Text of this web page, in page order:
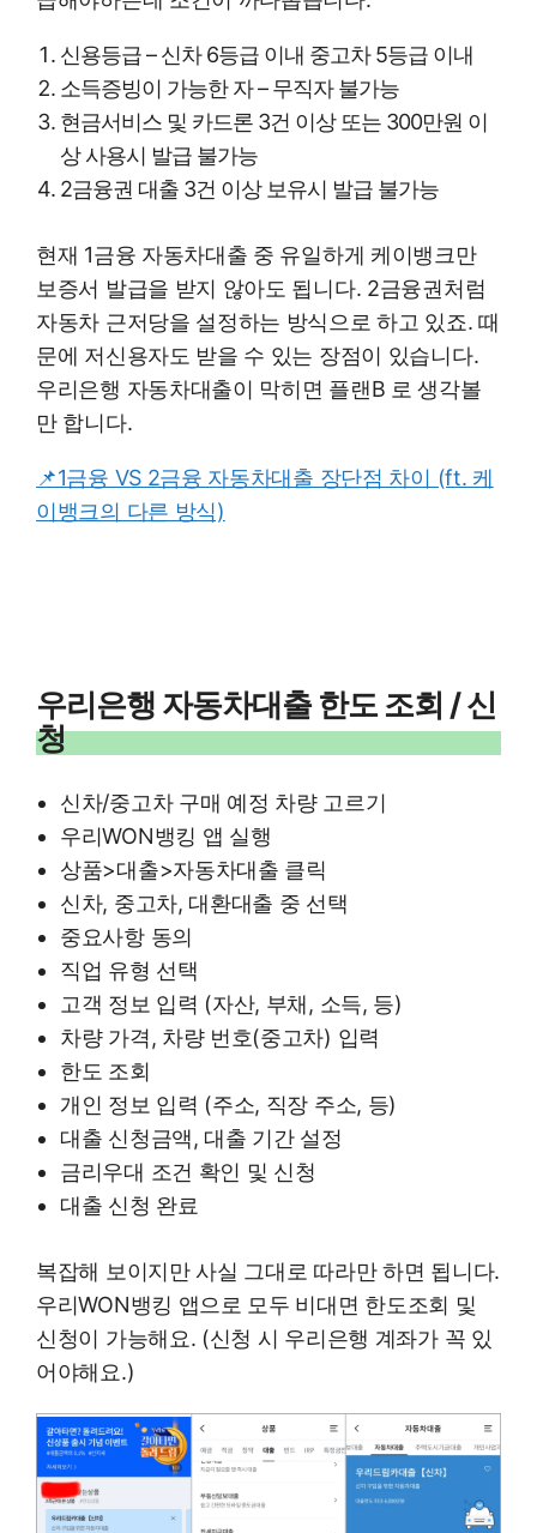
신용등급 – 신차 6등급 이내 중고차 5등급 이내
소득증빙이 가능한 자 – 무직자 불가능
현금서비스 및 카드론 3건 이상 또는 300만원 이
상 사용시 발급 불가능
2금융권 대출 3건 이상 보유시 발급 불가능
현재 1금융 자동차대출 중 유일하게 케이뱅크만
보증서 발급을 받지 않아도 됩니다. 2금융권처럼
자동차 근저당을 설정하는 방식으로 하고 있죠. 때
문에 저신용자도 받을 수 있는 장점이 있습니다.
우리은행 자동차대출이 막히면 플랜B 로 생각볼
만 합니다.
📌1금융 VS 2금융 자동차대출 장단점 차이 (ft. 케
이뱅크의 다른 방식)
우리은행 자동차대출 한도 조회 / 신
청
신차/중고차 구매 예정 차량 고르기
우리WON뱅킹 앱 실행
상품>대출>자동차대출 클릭
신차, 중고차, 대환대출 중 선택
중요사항 동의
직업 유형 선택
고객 정보 입력 (자산, 부채, 소득, 등)
차량 가격, 차량 번호(중고차) 입력
한도 조회
개인 정보 입력 (주소, 직장 주소, 등)
대출 신청금액, 대출 기간 설정
금리우대 조건 확인 및 신청
대출 신청 완료
복잡해 보이지만 사실 그대로 따라만 하면 됩니다.
우리WON뱅킹 앱으로 모두 비대면 한도조회 및
신청이 가능해요. (신청 시 우리은행 계좌가 꼭 있
어야해요.)